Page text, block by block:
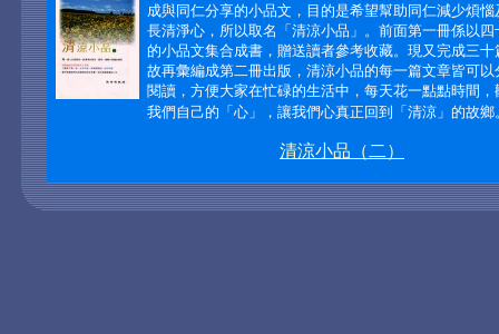
成與同仁分享的小品文，目的是希望幫助同仁減少煩惱
長清淨心，所以取名「清涼小品」。前面第一冊係以四
的小品文集合成書，贈送讀者參考收藏。現又完成三十
故再彙編成第二冊出版，清涼小品的每一篇文章皆可以
閱讀，方便大家在忙碌的生活中，每天花一點點時間，
我們自己的「心」，讓我們心真正回到「清涼」的故鄉
清涼小品（二）